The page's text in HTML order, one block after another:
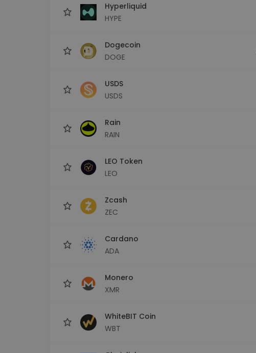
Hyperliquid
HYPE
Dogecoin
DOGE
USDS
USDS
Rain
RAIN
LEO Token
LEO
Zcash
ZEC
Cardano
ADA
Monero
XMR
WhiteBIT Coin
WBT